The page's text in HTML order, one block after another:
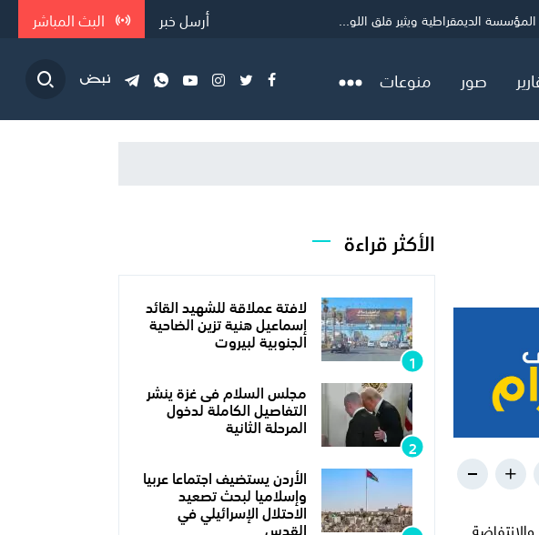
الثانيةالديمقراطية ويثير قلق اللو... أرسل خبر البث المباشر
صور منوعات
الأكثر قراءة
لافتة عملاقة للشهيد القائد
إسماعيل هنية تزين الضاحية
الجنوبية لبيروت
مجلس السلام فى غزة ينشر
التفاصيل الكاملة لدخول
المرحلة الثانية
الأردن يستضيف اجتماعا عربيا
وإسلاميا لبحث تصعيد
الاحتلال الإسرائيلي في
القدس